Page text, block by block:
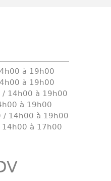
à 19h00
à 19h00
14h00 à 19h00
à 19h00
/ 14h00 à 19h00
à 17h00